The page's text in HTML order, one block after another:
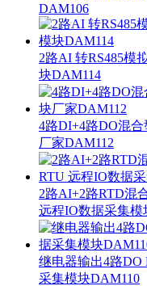
DAM106
2路AI 转RS485模
块DAM114
4路DI+4路DO混
厂家DAM112
2路AI+2路RTD混
远程IO数据采集模
继电器输出4路DO
采集模块DAM110